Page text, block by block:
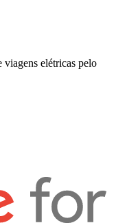
viagens elétricas pelo